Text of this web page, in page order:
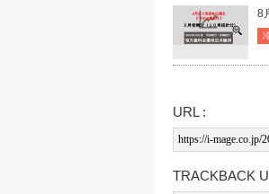
8
URL :
TRACKBACK